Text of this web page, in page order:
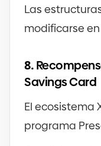
Las
modificarse
8.
Savings Card
El ecosistema
programa